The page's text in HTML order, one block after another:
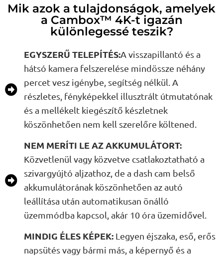
Mik azok a tulajdonságok, amelyek
a Cambox™ 4K-t igazán
különlegessé teszik?
EGYSZERŰ TELEPÍTÉS:A visszapillantó és a
hátsó kamera felszerelése mindössze néhány
percet vesz igénybe, segítség nélkül. A
részletes, fényképekkel illusztrált útmutatónak
és a mellékelt kiegészítő készletnek
köszönhetően nem kell szerelőre költened.
NEM MERÍTI LE AZ AKKUMULÁTORT:
Közvetlenül vagy közvetve csatlakoztatható a
szivargyújtó aljzathoz, de a dash cam belső
akkumulátorának köszönhetően az autó
leállítása után automatikusan önálló
üzemmódba kapcsol, akár 10 óra üzemidővel.
MINDIG ÉLES KÉPEK: Legyen éjszaka, eső, erős
napsütés vagy bármi más, a képernyő és a